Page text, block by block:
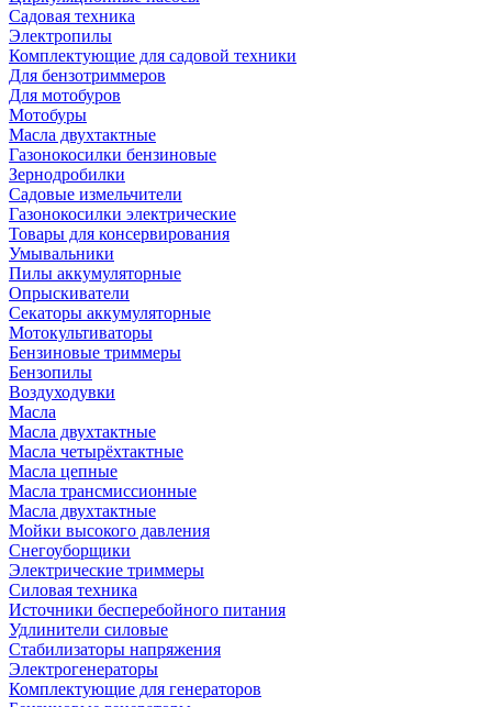
Садовая техника
Электропилы
Комплектующие для садовой техники
Для бензотриммеров
Для мотобуров
Мотобуры
Масла двухтактные
Газонокосилки бензиновые
Зернодробилки
Садовые измельчители
Газонокосилки электрические
Товары для консервирования
Умывальники
Пилы аккумуляторные
Опрыскиватели
Секаторы аккумуляторные
Мотокультиваторы
Бензиновые триммеры
Бензопилы
Воздуходувки
Масла
Масла двухтактные
Масла четырёхтактные
Масла цепные
Масла трансмиссионные
Масла двухтактные
Мойки высокого давления
Снегоуборщики
Электрические триммеры
Силовая техника
Источники бесперебойного питания
Удлинители силовые
Стабилизаторы напряжения
Электрогенераторы
Комплектующие для генераторов